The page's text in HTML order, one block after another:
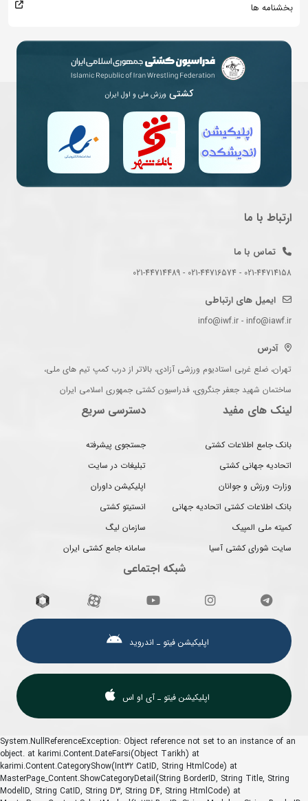
بخشنامه ها
کشتی ورزش ملی و اول ایران
ارتباط با ما
تماس با ما
021-44714158 - 021-44716574 - 021-44714489
ایمیل های ارتباطی
info@iwf.ir - info@iawf.ir
آدرس
تهران، ضلع غربی استادیوم ورزشی آزادی، بالاتر از درب کمپ تیم های ملی،
ساختمان شهید جعفر جنگروی، فدراسیون کشتی جمهوری اسلامی ایران
لینک های مفید
بانک جامع اطلاعات کشتی
اتحادیه جهانی کشتی
وزارت ورزش و جوانان
بانک اطلاعات کشتی اتحادیه جهانی
کمیته ملی المپیک
سایت شورای کشتی آسیا
دسترسی سریع
جستجوی پیشرفته
تبلیغات در سایت
اپلیکیشن داوران
انستیتو کشتی
سازمان لیگ
سامانه جامع کشتی ایران
شبکه اجتماعی
اپلیکیشن فیتو ـ اندروید
اپلیکیشن فیتو ـ آی او اس
System.NullReferenceException: Object reference not set to an instance of an
object. at karimi.Content.DateFarsi(Object Tarikh) at
karimi.Content.CategoryShow(Int32 CatID, String HtmlCode) at
MasterPage_Content.ShowCategoryDetail(String BorderID, String Title, String
ModelID, String CatID, String D3, String D4, String HtmlCode) at